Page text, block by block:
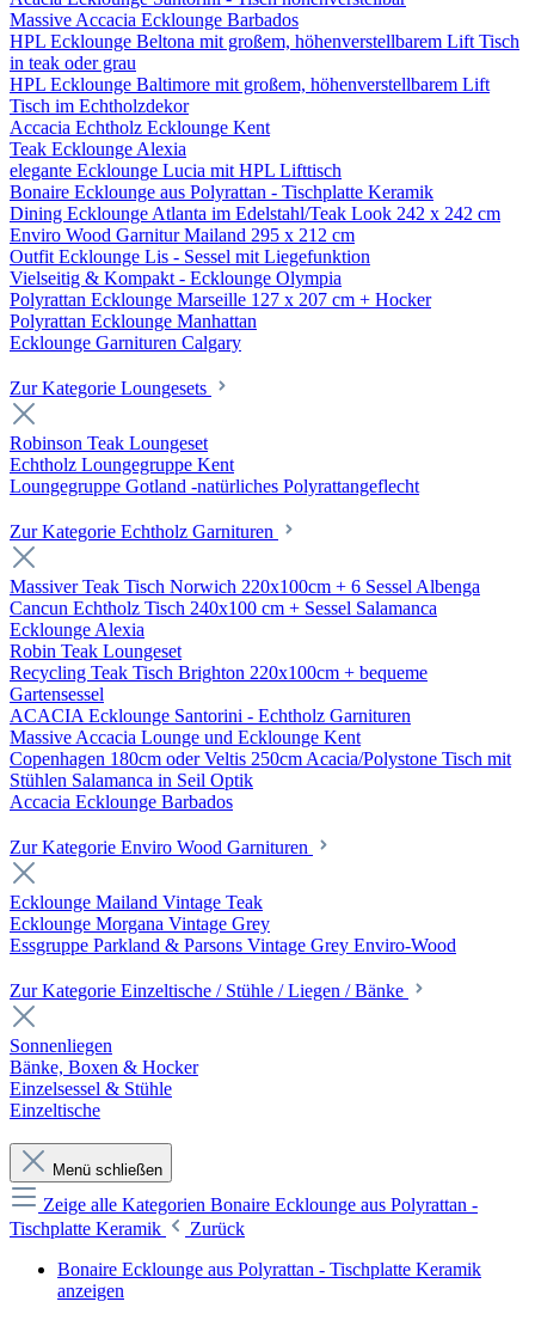
Massive Accacia Ecklounge Barbados
HPL Ecklounge Beltona mit großem, höhenverstellbarem Lift Tisch
in teak oder grau
HPL Ecklounge Baltimore mit großem, höhenverstellbarem Lift
Tisch im Echtholzdekor
Accacia Echtholz Ecklounge Kent
Teak Ecklounge Alexia
elegante Ecklounge Lucia mit HPL Lifttisch
Bonaire Ecklounge aus Polyrattan - Tischplatte Keramik
Dining Ecklounge Atlanta im Edelstahl/Teak Look 242 x 242 cm
Enviro Wood Garnitur Mailand 295 x 212 cm
Outfit Ecklounge Lis - Sessel mit Liegefunktion
Vielseitig & Kompakt - Ecklounge Olympia
Polyrattan Ecklounge Marseille 127 x 207 cm + Hocker
Polyrattan Ecklounge Manhattan
Ecklounge Garnituren Calgary
Zur Kategorie Loungesets
Robinson Teak Loungeset
Echtholz Loungegruppe Kent
Loungegruppe Gotland -natürliches Polyrattangeflecht
Zur Kategorie Echtholz Garnituren
Massiver Teak Tisch Norwich 220x100cm + 6 Sessel Albenga
Cancun Echtholz Tisch 240x100 cm + Sessel Salamanca
Ecklounge Alexia
Robin Teak Loungeset
Recycling Teak Tisch Brighton 220x100cm + bequeme
Gartensessel
ACACIA Ecklounge Santorini - Echtholz Garnituren
Massive Accacia Lounge und Ecklounge Kent
Copenhagen 180cm oder Veltis 250cm Acacia/Polystone Tisch mit
Stühlen Salamanca in Seil Optik
Accacia Ecklounge Barbados
Zur Kategorie Enviro Wood Garnituren
Ecklounge Mailand Vintage Teak
Ecklounge Morgana Vintage Grey
Essgruppe Parkland & Parsons Vintage Grey Enviro-Wood
Zur Kategorie Einzeltische / Stühle / Liegen / Bänke
Sonnenliegen
Bänke, Boxen & Hocker
Einzelsessel & Stühle
Einzeltische
Menü schließen
Zeige alle Kategorien Bonaire Ecklounge aus Polyrattan -
Tischplatte Keramik
Zurück
Bonaire Ecklounge aus Polyrattan - Tischplatte Keramik
anzeigen